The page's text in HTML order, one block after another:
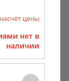
цены
нет в
наличии